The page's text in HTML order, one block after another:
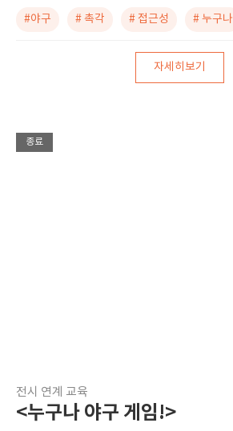
#야구 # 촉각 # 접근성 # 누구나
자세히보기
종료
전시 연계 교육
<누구나 야구 게임!>